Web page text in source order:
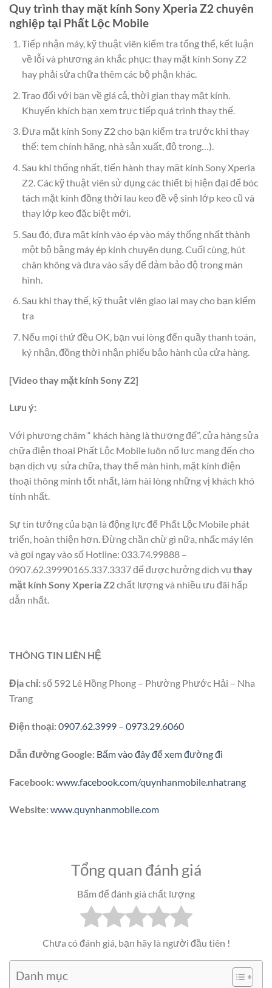
Quy trình thay mặt kính Sony Xperia Z2 chuyên
nghiệp tại Phất Lộc Mobile
Tiếp nhận máy, kỹ thuật viên kiểm tra tổng thể, kết luận
về lỗi và phương án khắc phục: thay mặt kính Sony Z2
hay phải sửa chữa thêm các bộ phận khác.
Trao đổi với bạn về giá cả, thời gian thay mặt kính.
Khuyến khích bạn xem trực tiếp quá trình thay thế.
Đưa mặt kính Sony Z2 cho bạn kiểm tra trước khi thay
thế: tem chính hãng, nhà sản xuất, độ trong…).
Sau khi thống nhất, tiến hành thay mặt kính Sony Xperia
Z2. Các kỹ thuật viên sử dụng các thiết bị hiện đại để bóc
tách mặt kính đồng thời lau keo đề vệ sinh lớp keo cũ và
thay lớp keo đặc biệt mới.
Sau đó, đưa mặt kính vào ép vào máy thống nhất thành
một bộ bằng máy ép kính chuyên dụng. Cuối cùng, hút
chân không và đưa vào sấy để đảm bảo độ trong màn
hình.
Sau khi thay thế, kỹ thuật viên giao lại may cho bạn kiểm
tra
Nếu mọi thứ đều OK, bạn vui lòng đến quầy thanh toán,
ký nhận, đồng thời nhận phiếu bảo hành của cửa hàng.
[Video thay mặt kính Sony Z2]
Lưu ý:
Với phương châm “ khách hàng là thượng đế”, cửa hàng sửa
chữa điện thoại Phất Lộc Mobile luôn nổ lực mang đến cho
bạn dịch vụ sửa chữa, thay thế màn hình, mặt kính điện
thoại thông minh tốt nhất, làm hài lòng những vị khách khó
tính nhất.
Sự tin tưởng của bạn là động lực để Phất Lộc Mobile phát
triển, hoàn thiện hơn. Đừng chần chừ gì nữa, nhấc máy lên
và gọi ngay vào số Hotline: 033.74.99888 –
0907.62.39990165.337.3337 để được hưởng dịch vụ thay
mặt kính Sony Xperia Z2chất lượng và nhiều ưu đãi hấp
dẫn nhất.
THÔNG TIN LIÊN HỆ
Địa chỉ:số 592 Lê Hồng Phong – Phường Phước Hải – Nha
Trang
Điện thoại:0907.62.3999 – 0973.29.6060
Dẫn đường Google: Bấm vào đây để xem đường đi
Facebook:www.facebook.com/quynhanmobile.nhatrang
Website:www.quynhanmobile.com
Tổng quan đánh giá
Bấm để đánh giá chất lượng
Chưa có đánh giá, bạn hãy là người đầu tiên !
Danh mục